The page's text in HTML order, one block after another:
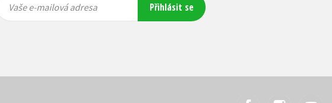
mailová
mailová
Vaše e-mailová adresa Přihlásit se